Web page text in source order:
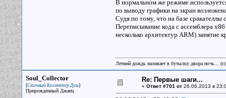
В нормальном же режиме
по выводу графики на экран
Судя по тому, что на базе
Переписывание кода с ассемблера
несколько архитектур ARM) занятие
Летний дождь наливает в бутылку двора ночь...
Soul_Collector
[Сточный Коллектор Душ]
Прирожденный Джаец
Re: Первые шаги...
« Ответ #701 от26.06.2013 в